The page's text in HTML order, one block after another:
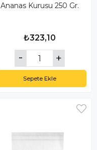
Ananas Kurusu 250 Gr.
₺323,10
Sepete Ekle